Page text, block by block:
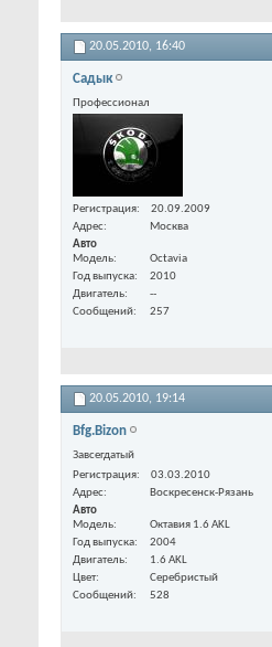
20.05.2010, 16:40
Садык
Профессионал
Регистрация
20.09.2009
Адрес
Москва
Авто
Модель
Octavia
Год выпуска
2010
Двигатель
--
Сообщений
257
20.05.2010, 19:14
Bfg.Bizon
Завсегдатый
Регистрация
03.03.2010
Адрес
Воскресенск-Рязань
Авто
Модель
Октавия 1.6 AKL
Год выпуска
2004
Двигатель
1.6 AKL
Цвет
Серебристый
Сообщений
528